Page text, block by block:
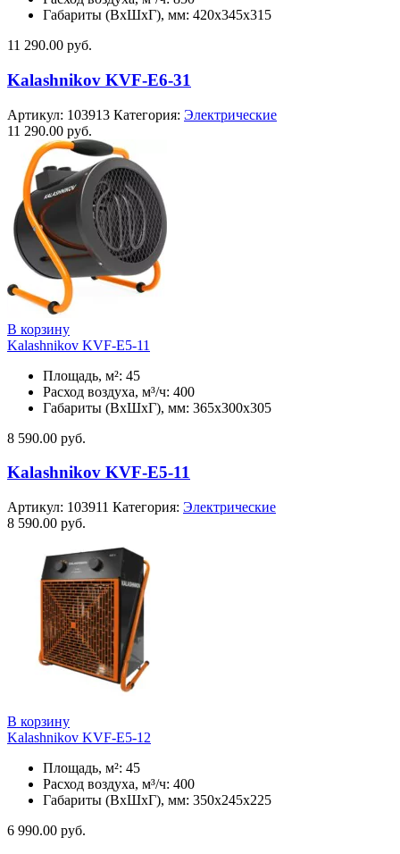
Габариты (ВхШхГ), мм: 420x345x315
11 290.00 руб.
Kalashnikov KVF-E6-31
Артикул: 103913 Категория: Электрические
11 290.00 руб.
В корзину
Kalashnikov KVF-E5-11
Площадь, м²: 45
Расход воздуха, м³/ч: 400
Габариты (ВхШхГ), мм: 365x300x305
8 590.00 руб.
Kalashnikov KVF-E5-11
Артикул: 103911 Категория: Электрические
8 590.00 руб.
В корзину
Kalashnikov KVF-E5-12
Площадь, м²: 45
Расход воздуха, м³/ч: 400
Габариты (ВхШхГ), мм: 350x245x225
6 990.00 руб.